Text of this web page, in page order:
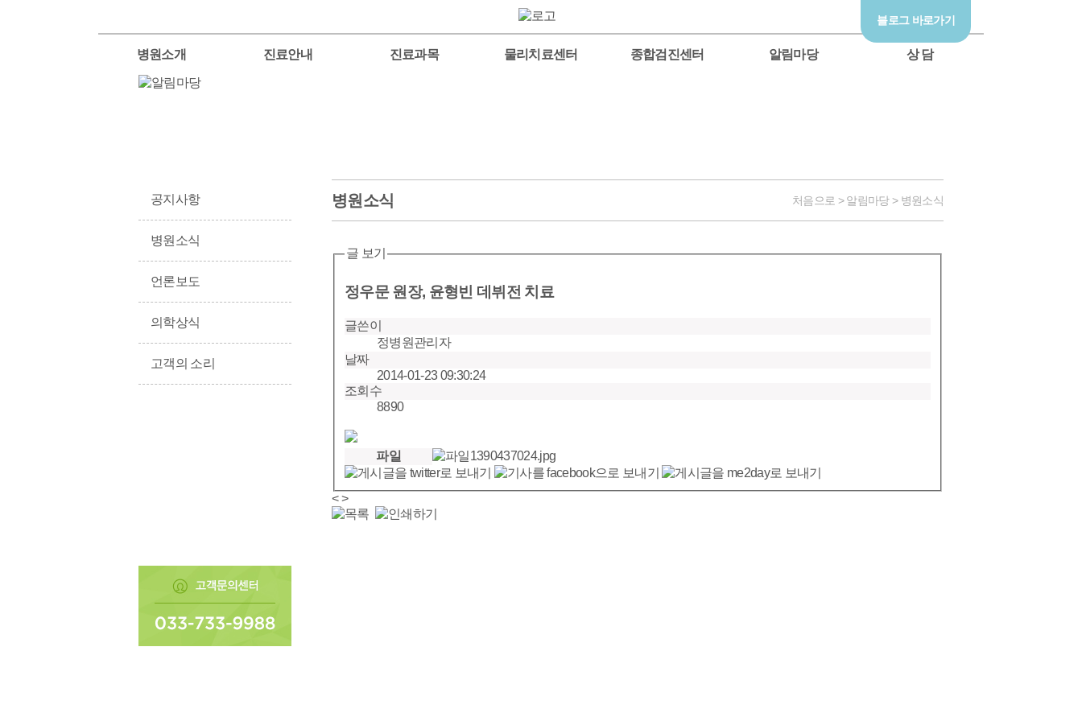
블로그 바로가기
병원소개 진료안내 진료과목 물리치료센터 종합검진센터 알림마당 상 담
공지사항
병원소식
언론보도
의학상식
고객의 소리
병원소식 처음으로 > 알림마당 > 병원소식
글 보기
정우문 원장, 윤형빈 데뷔전 치료
글쓴이
정병원관리자
날짜
2014-01-23 09:30:24
조회수
8890
파일 1390437024.jpg
< >